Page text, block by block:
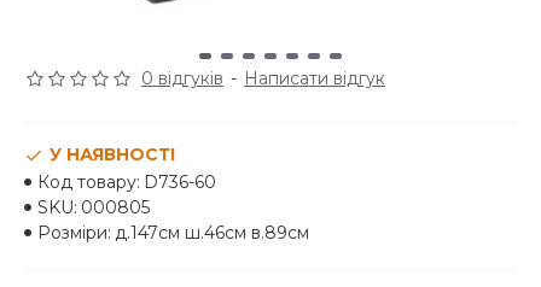
0 відгуків - Написати відгук
У НАЯВНОСТІ
Код товару: D736-60
SKU: 000805
Розміри: д.147см ш.46см в.89см